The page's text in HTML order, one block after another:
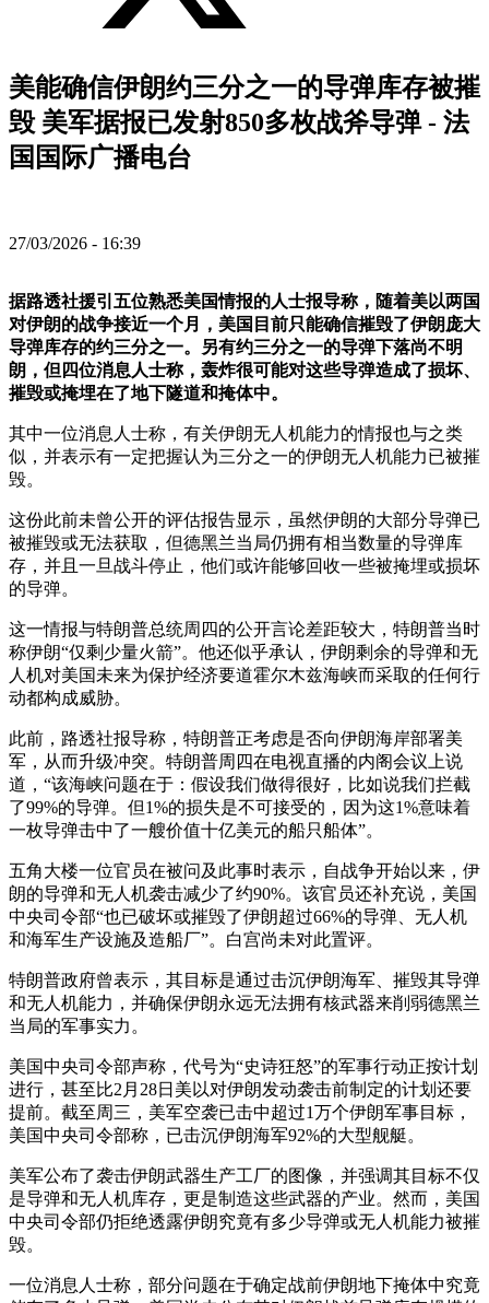
美能确信伊朗约三分之一的导弹库存被摧
毁 美军据报已发射850多枚战斧导弹 - 法
国国际广播电台
27/03/2026 - 16:39
据路透社援引五位熟悉美国情报的人士报导称，随着美以两国
对伊朗的战争接近一个月，美国目前只能确信摧毁了伊朗庞大
导弹库存的约三分之一。另有约三分之一的导弹下落尚不明
朗，但四位消息人士称，轰炸很可能对这些导弹造成了损坏、
摧毁或掩埋在了地下隧道和掩体中。
其中一位消息人士称，有关伊朗无人机能力的情报也与之类
似，并表示有一定把握认为三分之一的伊朗无人机能力已被摧
毁。
这份此前未曾公开的评估报告显示，虽然伊朗的大部分导弹已
被摧毁或无法获取，但德黑兰当局仍拥有相当数量的导弹库
存，并且一旦战斗停止，他们或许能够回收一​​些被掩埋或损坏
的导弹。
这一情报与特朗普总统周四的公开言论差距较大，特朗普当时
称伊朗“仅剩少量火箭”。他还似乎承认，伊朗剩余的导弹和无
人机对美国未来为保护经济要道霍尔木兹海峡而采取的任何行
动都构成威胁。
此前，路透社报导称，特朗普正考虑是否向伊朗海岸部署美
军，从而升级冲突。特朗普周四在电视直播的内阁会议上说
道，“该海峡问题在于：假设我们做得很好，比如说我们拦截
了99%的导弹。但1%的损失是不可接受的，因为这1%意味着
一枚导弹击中了一艘价值十亿美元的船只船体”。
五角大楼一位官员在被问及此事时表示，自战争开始以来，伊
朗的导弹和无人机袭击减少了约90%。该官员还补充说，美国
中央司令部“也已破坏或摧毁了伊朗超过66%的导弹、无人机
和海军生产设施及造船厂”。白宫尚未对此置评。
特朗普政府曾表示，其目标是通过击沉伊朗海军、摧毁其导弹
和无人机能力，并确保伊朗永远无法拥有核武器来削弱德黑兰
当局的军事实力。
美国中央司令部声称，代号为“史诗狂怒”的军事行动正按计划
进行，甚至比2月28日美以对伊朗发动袭击前制定的计划还要
提前。截至周三，美军空袭已击中超过1万个伊朗军事目标，
美国中央司令部称，已击沉伊朗海军92%的大型舰艇。
美军公布了袭击伊朗武器生产工厂的图像，并强调其目标不仅
是导弹和无人机库存，更是制造这些武器的产业。然而，美国
中央司令部仍拒绝透露伊朗究竟有多少导弹或无人机能力被摧
毁。
一位消息人士称，部分问题在于确定战前伊朗地下掩体中究竟